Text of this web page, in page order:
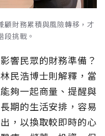
顧財務累積與風險轉移，才
段挑戰。
響民眾的財務準備？
民浩博士則解釋，當
夠一起商量、提醒與
期的生活安排，容易
，以換取較即時的心